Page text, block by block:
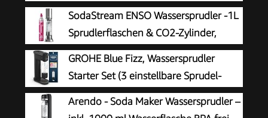
Connect 60L CO2-Zylinder, 2x 1L und
3x 1L spülmaschinengeeignete Kunststoff-
Sprudlerflaschen, Höhe 44 cm, Schwarz
SodaStream ENSO Wassersprudler -1L
Sprudlerflaschen & CO2-Zylinder,
Silber
GROHE Blue Fizz, Wassersprudler
Starter Set (3 einstellbare Sprudel-
Stufen, ohne CO2 Flasche, 1x 0,85l
Wasserflasche + Reinigungspulver), schwarz,
Arendo - Soda Maker Wassersprudler –